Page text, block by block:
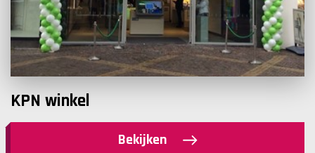
KPN winkel
Bekijken